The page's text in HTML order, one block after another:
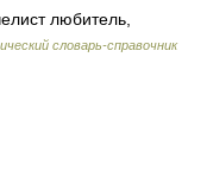
любитель,
словарь-справочник